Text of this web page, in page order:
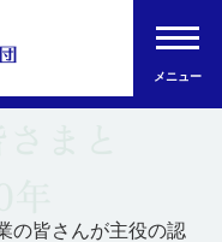
メニュー
の皆さんが主役の認